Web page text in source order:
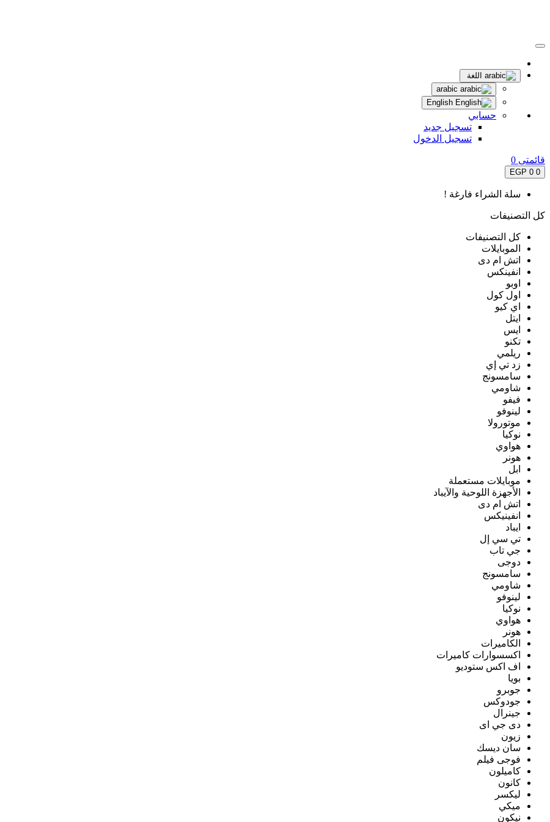
اللغة
حسابي
تسجيل جديد
تسجيل الدخول
قائمتى 0
0
0 EGP
سلة الشراء فارغة !
كل التصنيفات
كل التصنيفات
الموبايلات
اتش ام دى
انفينكس
اوبو
اول كول
اي كيو
ايتل
ايس
تكنو
ريلمي
زد تي إي
سامسونج
شاومي
فيفو
لينوفو
موتورولا
نوكيا
هواوي
هونر
ابل
موبايلات مستعملة
الأجهزة اللوحية والآيباد
اتش ام دى
انفينيكس
ايباد
تي سي إل
جي تاب
دوجى
سامسونج
شاومي
لينوفو
نوكيا
هواوي
هونر
الكاميرات
اكسسوارات كاميرات
اف اكس ستوديو
بويا
جوبرو
جودوكس
جينرال
دى جي اى
زيون
سان ديسك
فوجى فيلم
كاميلون
كانون
ليكسر
ميكي
نيكون